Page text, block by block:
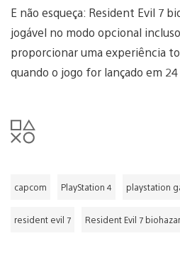
E não esqueça: Resident Evil 7
jogável no modo opcional
proporcionar uma experiência
quando o jogo for lançado em 24
capcom PlayStation 4 playstation
resident evil 7 Resident Evil 7